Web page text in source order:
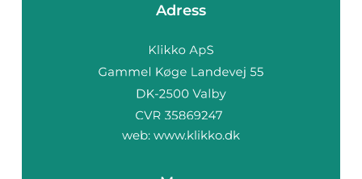
Adress
web: www.klikko.dk